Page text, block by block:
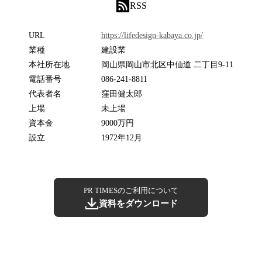
RSS
URL
https://lifedesign-kabaya.co.jp/
業種
建設業
本社所在地
岡山県岡山市北区中仙道 二丁目9-11
電話番号
086-241-8811
代表者名
窪田健太郎
上場
未上場
資本金
9000万円
設立
1972年12月
PR TIMESのご利用について
資料をダウンロード